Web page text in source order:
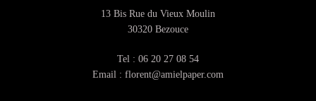
13 Bis Rue du Vieux Moulin
30320 Bezouce
Tel : 06 20 27 08 54
Email : florent@amielpaper.com